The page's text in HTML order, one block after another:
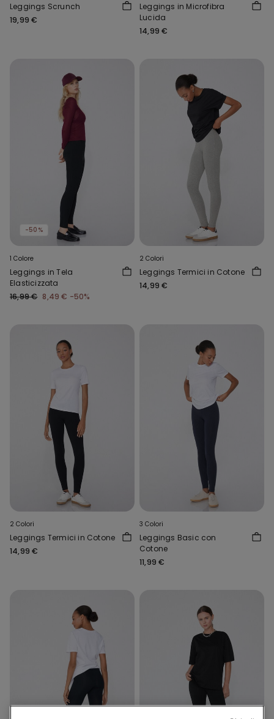
Leggings Scrunch
19,99 €
Leggings in Microfibra
Lucida
14,99 €
-50%
1 Colore
Leggings in Tela
Elasticizzata
16,99 € 8,49 € -50%
2 Colori
Leggings Termici in Cotone
14,99 €
2 Colori
Leggings Termici in Cotone
14,99 €
3 Colori
Leggings Basic con
Cotone
11,99 €